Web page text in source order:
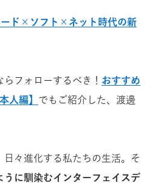
ド×ソフト×ネット時代の新
フォローするべき！ おすすめ
人編】 でもご紹介した、渡邊
々進化する私たちの生活。そ
うに馴染むインターフェイスデ